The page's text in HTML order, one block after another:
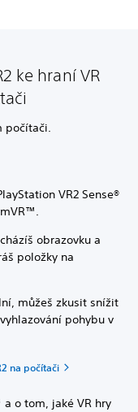
ke hraní VR
počítači.
VR2 Sense®
obrazovku a
položky na
můžeš zkusit snížit
pohybu v
na počítači
o tom, jaké VR hry